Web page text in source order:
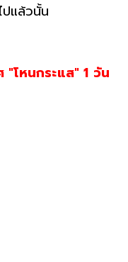
ปแล้วนั้น
โหนกระแส" 1 วัน